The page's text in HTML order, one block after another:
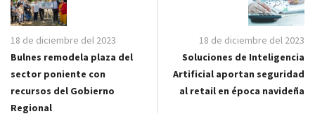
18 de diciembre del 2023
Bulnes remodela plaza del
sector poniente con
recursos del Gobierno
Regional
18 de diciembre del 2023
Soluciones de Inteligencia
Artificial aportan seguridad
al retail en época navideña